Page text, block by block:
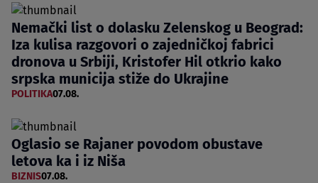
Nemački list o dolasku Zelenskog u Beograd:
Iza kulisa razgovori o zajedničkoj fabrici
dronova u Srbiji, Kristofer Hil otkrio kako
srpska municija stiže do Ukrajine
POLITIKA07.08.
Oglasio se Rajaner povodom obustave
letova ka i iz Niša
BIZNIS07.08.